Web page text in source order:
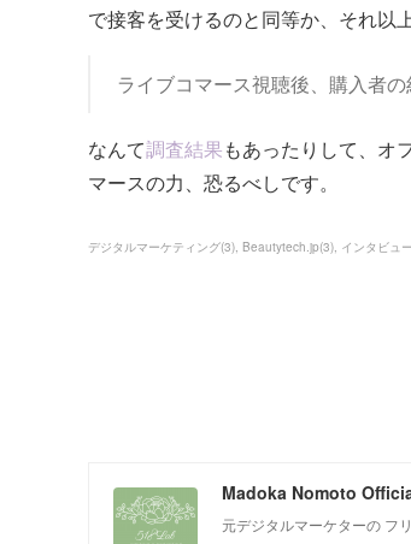
で接客を受けるのと同等か、それ以
ライブコマース視聴後、購入者
なんて調査結果もあったりして、オ
マースの力、恐るべしです。
デジタルマーケティング(3) Beautytech.jp(3) インタビュー
Madoka Nomoto
元デジタルマーケターの フ